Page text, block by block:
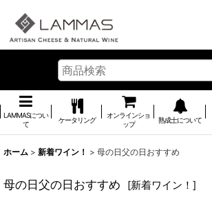
LAMMASについ
て
ケータリング
オンラインショ
ップ
熟成士について
ホーム > 新着ワイン！ > 母の日父の日おすすめ
母の日父の日おすすめ [新着ワイン！ ]